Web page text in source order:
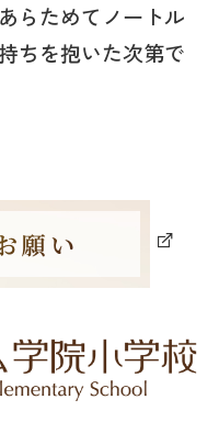
らためてノートル
ちを抱いた次第で